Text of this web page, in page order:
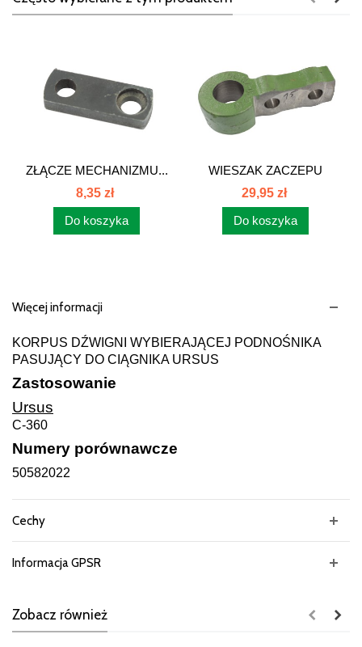
ZŁĄCZE MECHANIZMU...
8,35 zł
Do koszyka
WIESZAK ZACZEPU
POLOWEGO C-360...
29,95 zł
Do koszyka
Więcej informacji
KORPUS DŹWIGNI WYBIERAJĄCEJ PODNOŚNIKA
PASUJĄCY DO CIĄGNIKA URSUS
Zastosowanie
Ursus
C-360
Numery porównawcze
50582022
Cechy
Informacja GPSR
Zobacz również